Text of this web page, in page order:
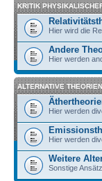
KRITIK
Hier wird die
Andere
Hier werden
ALTERNATIVE THEORIEN
Hier werden
Hier werden
Weitere
Sonstige